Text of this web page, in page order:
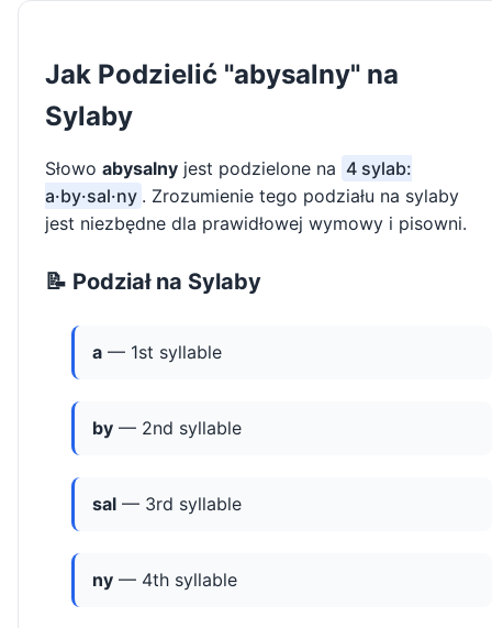
Jak Podzielić "abysalny" na
Sylaby
Słowo abysalny jest podzielone na 4 sylab:
a·by·sal·ny . Zrozumienie tego podziału na sylaby
jest niezbędne dla prawidłowej wymowy i pisowni.
📝 Podział na Sylaby
a — 1st syllable
by — 2nd syllable
sal — 3rd syllable
ny — 4th syllable